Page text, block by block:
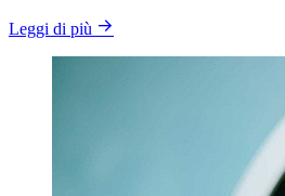
Leggi di più